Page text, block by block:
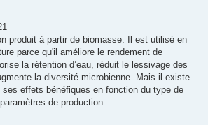
produit à partir de biomasse. Il est utilisé en
parce qu'il améliore le rendement de
la rétention d’eau, réduit le lessivage des
la diversité microbienne. Mais il existe
ses effets bénéfiques en fonction du type de
de production.